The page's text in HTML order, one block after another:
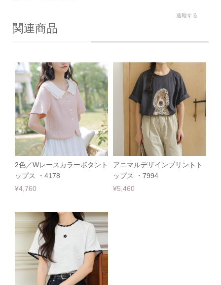
通報する
関連商品
2色／Wレースカラーボタント
ップス ・4178
¥4,760
アニマルデザインプリントト
ップス ・7994
¥5,460